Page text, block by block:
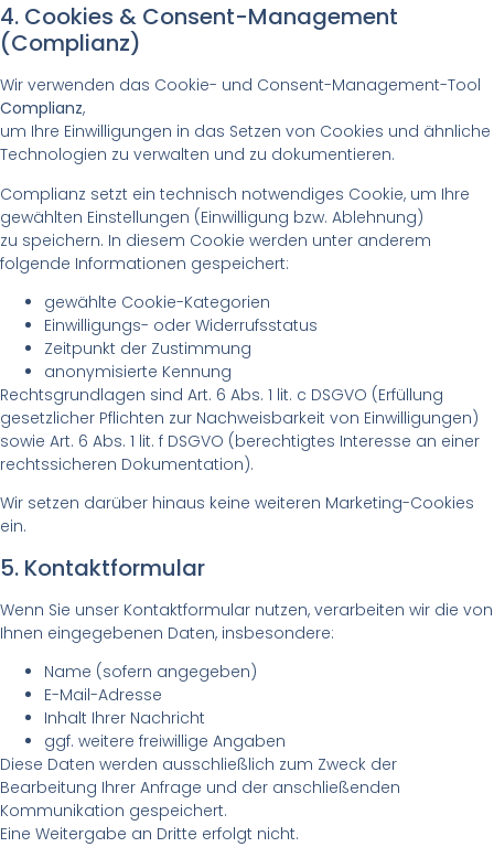
4. Cookies & Consent-Management
(Complianz)
Wir verwenden das Cookie- und Consent-Management-Tool
Complianz,
um Ihre Einwilligungen in das Setzen von Cookies und ähnliche
Technologien zu verwalten und zu dokumentieren.
Complianz setzt ein technisch notwendiges Cookie, um Ihre
gewählten Einstellungen (Einwilligung bzw. Ablehnung)
zu speichern. In diesem Cookie werden unter anderem
folgende Informationen gespeichert:
gewählte Cookie-Kategorien
Einwilligungs- oder Widerrufsstatus
Zeitpunkt der Zustimmung
anonymisierte Kennung
Rechtsgrundlagen sind Art. 6 Abs. 1 lit. c DSGVO (Erfüllung
gesetzlicher Pflichten zur Nachweisbarkeit von Einwilligungen)
sowie Art. 6 Abs. 1 lit. f DSGVO (berechtigtes Interesse an einer
rechtssicheren Dokumentation).
Wir setzen darüber hinaus keine weiteren Marketing-Cookies
ein.
5. Kontaktformular
Wenn Sie unser Kontaktformular nutzen, verarbeiten wir die von
Ihnen eingegebenen Daten, insbesondere:
Name (sofern angegeben)
E-Mail-Adresse
Inhalt Ihrer Nachricht
ggf. weitere freiwillige Angaben
Diese Daten werden ausschließlich zum Zweck der
Bearbeitung Ihrer Anfrage und der anschließenden
Kommunikation gespeichert.
Eine Weitergabe an Dritte erfolgt nicht.